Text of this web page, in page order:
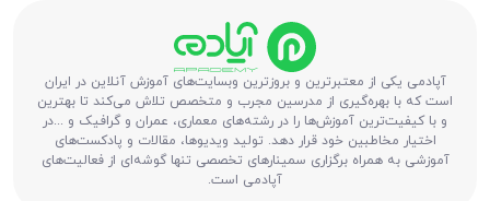
آپادمی یکی از معتبرترین و بروزترین وبسایت‌های آموزش آنلاین در ایران
است که با بهره‌گیری از مدرسین مجرب و متخصص تلاش می‌کند تا بهترین
و با کیفیت‌ترین آموزش‌ها را در رشته‌های معماری، عمران و گرافیک و ...در
اختیار مخاطبین خود قرار دهد. تولید ویدیوها، مقالات و پادکست‌های
آموزشی به همراه برگزاری سمینارهای تخصصی تنها گوشه‌ای از فعالیت‌های
آپادمی است.